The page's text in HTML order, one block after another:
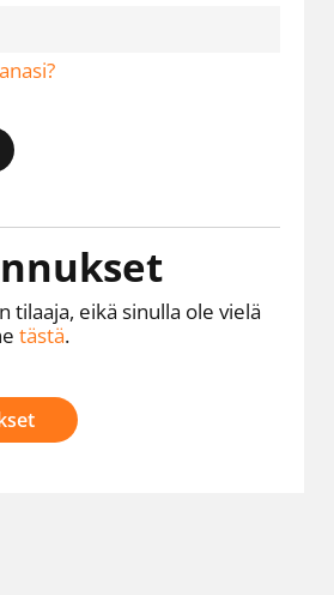
tilaaja, eikä sinulla ole vielä
tästä.